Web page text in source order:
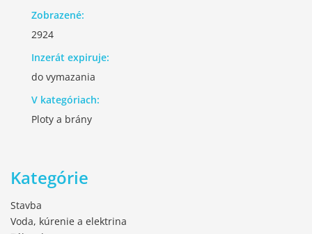
Zobrazené:
2924
Inzerát expiruje:
do vymazania
V kategóriach:
Ploty a brány
Kategórie
Stavba
Voda, kúrenie a elektrina